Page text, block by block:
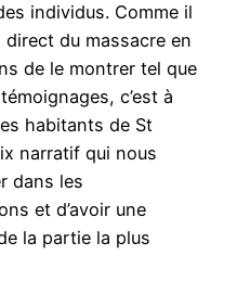
individus. Comme il
direct du massacre en
de le montrer tel que
c’est à
habitants de St
narratif qui nous
dans les
et d’avoir une
la partie la plus